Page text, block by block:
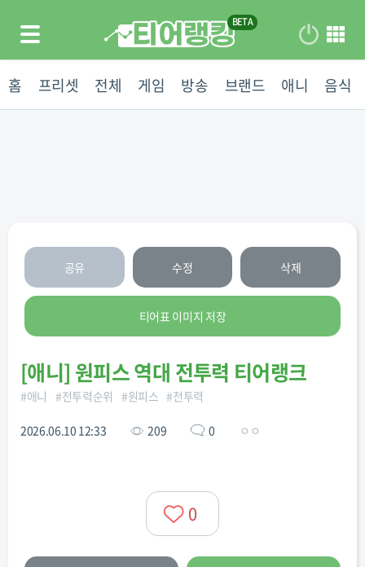
홈 프리셋 전체 게임 방송 브랜드 애니 음식
공유 수정 삭제
티어표 이미지 저장
[애니] 원피스 역대 전투력 티어랭크
#애니 #전투력순위 #원피스 #전투력
2026.06.10 12:33 209 0 ㅇㅇ
0